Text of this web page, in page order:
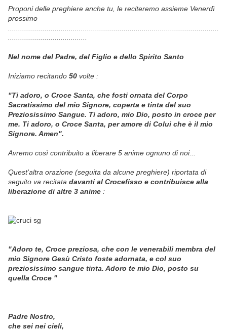
Proponi delle preghiere anche tu, le reciteremo assieme Venerdì
prossimo
Nel nome del Padre, del Figlio e dello Spirito Santo
Iniziamo recitando 50 volte :
"Ti adoro, o Croce Santa, che fosti ornata del Corpo
Sacratissimo del mio Signore, coperta e tinta del suo
Preziosissimo Sangue. Ti adoro, mio Dio, posto in croce per
me. Ti adoro, o Croce Santa, per amore di Colui che è il mio
Signore. Amen".
Avremo così contribuito a liberare 5 anime ognuno di noi...
Quest'altra orazione (seguita da alcune preghiere) riportata di
seguito va recitata davanti al Crocefisso e contribuisce alla
liberazione di altre 3 anime :
"Adoro te, Croce preziosa, che con le venerabili membra del
mio Signore Gesù Cristo foste adornata, e col suo
preziosissimo sangue tinta. Adoro te mio Dio, posto su
quella Croce "
Padre Nostro,
che sei nei cieli,